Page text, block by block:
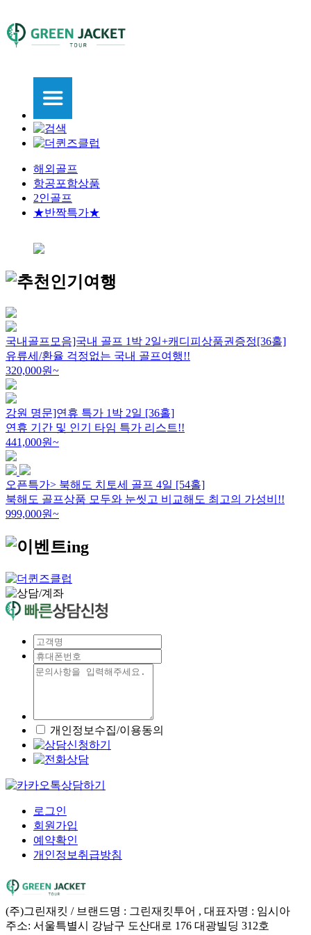
해외골프
항공포함상품
2인골프
★반짝특가★
국내골프모음]국내 골프 1박 2일+캐디피상품권증정[36홀]
유류세/환율 걱정없는 국내 골프여행!!
320,000원~
강원 명문]연휴 특가 1박 2일 [36홀]
연휴 기간 및 인기 타임 특가 리스트!!
441,000원~
오픈특가> 북해도 치토세 골프 4일 [54홀]
북해도 골프상품 모두와 눈씻고 비교해도 최고의 가성비!!
999,000원~
개인정보수집/이용동의
로그인
회원가입
예약확인
개인정보취급방침
(주)그린재킷 / 브랜드명 : 그린재킷투어 , 대표자명 : 임시아
주소: 서울특별시 강남구 도산대로 176 대광빌딩 312호